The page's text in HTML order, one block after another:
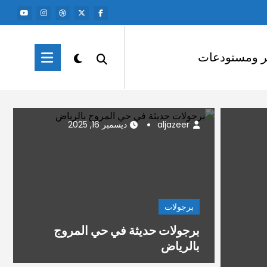
ومستودعات
aljazeer
برجولات
برجولات حديثة في حي المروج
بالرياض
aljazeer ديسمبر 16, 2025